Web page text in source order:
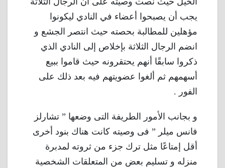
يجب أن يصبحوا أعضاء في النادي ليكونوا
مؤهلين للمطالبة بحصته حيث انتصر الجشع و
انضم الرجال الثلاثة بإخلاص إلى النادي الذي
ذكروا سابقًا أنهم يحتقرونه حيث قاموا ببيع
أسهمهم ثم ألغوا عضويتهم فيه بعد ذلك على
الفور .
و بجانب الأمور الطريفة التى وضعها ” تشارلز
فانس ميلر ” فى وصيته كانت هناك بنود أخرى
أقل إمتاعًا مثل ترك جزء من ثروته لمدبرة
منزله و تسليم بعض من المتعلقات الشخصية